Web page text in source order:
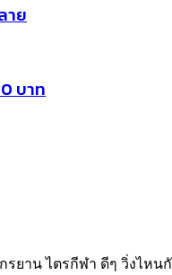
าย
บาท
ยาน ไตรกีฬา ดีๆ วิ่งไห